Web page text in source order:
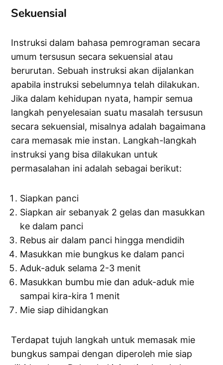
Sekuensial
Instruksi dalam bahasa pemrograman secara
umum tersusun secara sekuensial atau
berurutan. Sebuah instruksi akan dijalankan
apabila instruksi sebelumnya telah dilakukan.
Jika dalam kehidupan nyata, hampir semua
langkah penyelesaian suatu masalah tersusun
secara sekuensial, misalnya adalah bagaimana
cara memasak mie instan. Langkah-langkah
instruksi yang bisa dilakukan untuk
permasalahan ini adalah sebagai berikut:
Siapkan panci
Siapkan air sebanyak 2 gelas dan masukkan
ke dalam panci
Rebus air dalam panci hingga mendidih
Masukkan mie bungkus ke dalam panci
Aduk-aduk selama 2-3 menit
Masukkan bumbu mie dan aduk-aduk mie
sampai kira-kira 1 menit
Mie siap dihidangkan
Terdapat tujuh langkah untuk memasak mie
bungkus sampai dengan diperoleh mie siap